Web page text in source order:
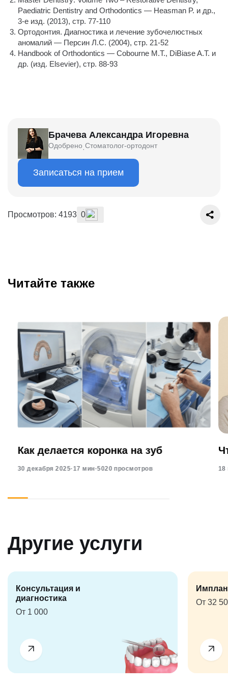
Paediatric Dentistry and Orthodontics — Heasman P. и др.,
3‑е изд. (2013), стр. 77-110
Ортодонтия. Диагностика и лечение зубочелюстных
аномалий — Персин Л.С. (2004), стр. 21-52
Handbook of Orthodontics — Cobourne M.T., DiBiase A.T. и
др. (изд. Elsevier), стр. 88-93
Брачева Александра Игоревна
Одобрено·Стоматолог-ортодонт
Записаться на прием
Просмотров: 4193 0
Читайте также
Как делается коронка на зуб
30 декабря 2025·17 мин·5020 просмотров 18
Другие услуги
Консультация и
диагностика
От 1 000
От 32